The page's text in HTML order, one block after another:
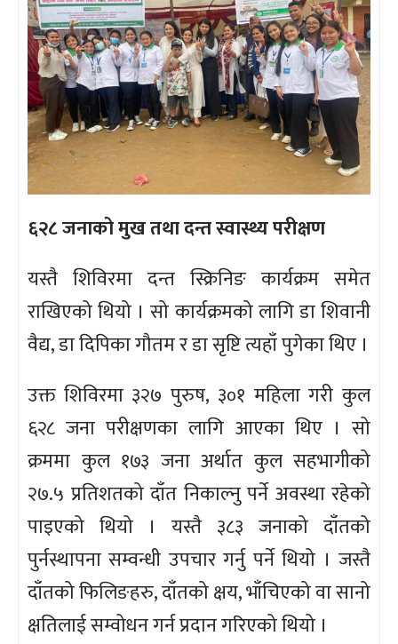
६२८ जनाको मुख तथा दन्त स्वास्थ्य परीक्षण
यस्तै शिविरमा दन्त स्क्रिनिङ कार्यक्रम समेत
राखिएको थियो । सो कार्यक्रमको लागि डा शिवानी
वैद्य, डा दिपिका गौतम र डा सृष्टि त्यहाँ पुगेका थिए ।
उक्त शिविरमा ३२७ पुरुष, ३०१ महिला गरी कुल
६२८ जना परीक्षणका लागि आएका थिए । सो
क्रममा कुल १७३ जना अर्थात कुल सहभागीको
२७.५ प्रतिशतको दाँत निकाल्नु पर्ने अवस्था रहेको
पाइएको थियो । यस्तै ३८३ जनाको दाँतको
पुर्नस्थापना सम्वन्धी उपचार गर्नु पर्ने थियो । जस्तै
दाँतको फिलिङहरु, दाँतको क्षय, भाँचिएको वा सानो
क्षतिलाई सम्वोधन गर्न प्रदान गरिएको थियो ।